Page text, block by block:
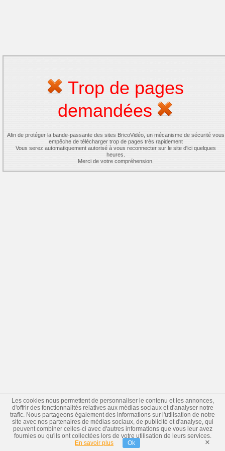
Trop de pages
demandées
Afin de protéger la bande-passante des sites BricoVidéo, un mécanisme de sécurité vous
empêche de télécharger trop de pages très rapidement
Vous serez automatiquement autorisé à vous reconnecter sur le site d'ici quelques
heures.
Merci de votre compréhension.
Les cookies nous permettent de personnaliser le contenu et les annonces,
d'offrir des fonctionnalités relatives aux médias sociaux et d'analyser notre
trafic. Nous partageons également des informations sur l'utilisation de notre
site avec nos partenaires de médias sociaux, de publicité et d'analyse, qui
peuvent combiner celles-ci avec d'autres informations que vous leur avez
fournies ou qu'ils ont collectées lors de votre utilisation de leurs services.
En savoir plus
Ok ×